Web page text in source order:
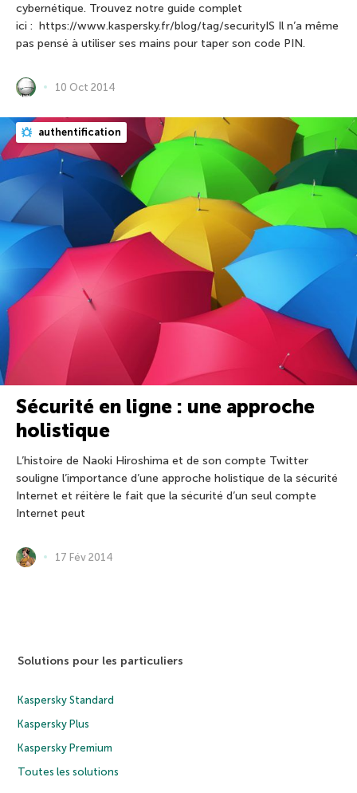
cybernétique. Trouvez notre guide complet
ici : https://www.kaspersky.fr/blog/tag/securityIS Il n’a même
pas pensé à utiliser ses mains pour taper son code PIN.
10 Oct 2014
authentification
Sécurité en ligne : une approche
holistique
L’histoire de Naoki Hiroshima et de son compte Twitter
souligne l’importance d’une approche holistique de la sécurité
Internet et réitère le fait que la sécurité d’un seul compte
Internet peut
17 Fév 2014
Solutions pour les particuliers
Kaspersky Standard
Kaspersky Plus
Kaspersky Premium
Toutes les solutions